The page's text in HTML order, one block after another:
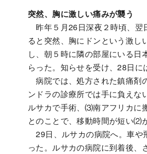
突然、胸に激しい痛みが襲う
昨年５月26日深夜２時頃、翌
ると突然、胸にドンという激
し、朝５時に隣の部屋にいる
らった。知らせを受け、28日に
病院では、処方された鎮痛剤
ンドラの診療所では手に負え
ルサカで手術、⑶南アフリカに
とのことで、移動時間が短い⑵
29日、ルサカの病院へ。車や
った。ルサカの病院に到着後